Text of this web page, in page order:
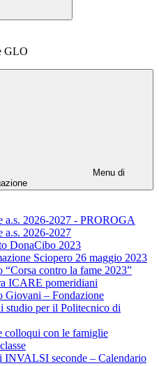
GLO
Menu di
a.s. 2026-2027 - PROROGA
a.s. 2026-2027
DonaCibo 2023
Sciopero 26 maggio 2023
contro la fame 2023”
ICARE pomeridiani
Giovani – Fondazione
studio per il Politecnico di
colloqui con le famiglie
INVALSI seconde – Calendario